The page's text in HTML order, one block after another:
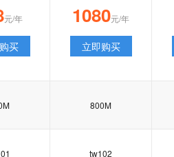
元/年
买
1080元/年
立即购买
800M
tw102